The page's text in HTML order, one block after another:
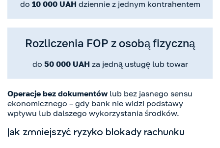
do 10 000 UAH dziennie z jednym kontrahentem
Rozliczenia FOP z osobą fizyczną
do 50 000 UAH za jedną usługę lub towar
Operacje bez dokumentów lub bez jasnego sensu
ekonomicznego – gdy bank nie widzi podstawy
wpływu lub dalszego wykorzystania środków.
Jak zmniejszyć ryzyko blokady rachunku